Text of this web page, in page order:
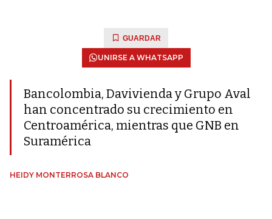
GUARDAR
UNIRSE A WHATSAPP
Bancolombia, Davivienda y Grupo Aval
han concentrado su crecimiento en
Centroamérica, mientras que GNB en
Suramérica
HEIDY MONTERROSA BLANCO